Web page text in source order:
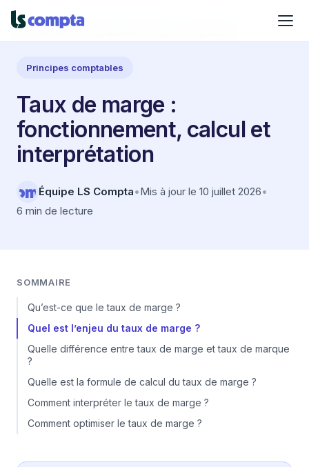
Accueil Blog
Principes comptables
Taux de marge :
fonctionnement, calcul et
interprétation
Équipe LS Compta•Mis à jour le 10 juillet 2026•
6 min de lecture
SOMMAIRE
Qu’est-ce que le taux de marge ?
Quel est l’enjeu du taux de marge ?
Quelle différence entre taux de marge et taux de marque
?
Quelle est la formule de calcul du taux de marge ?
Comment interpréter le taux de marge ?
Comment optimiser le taux de marge ?